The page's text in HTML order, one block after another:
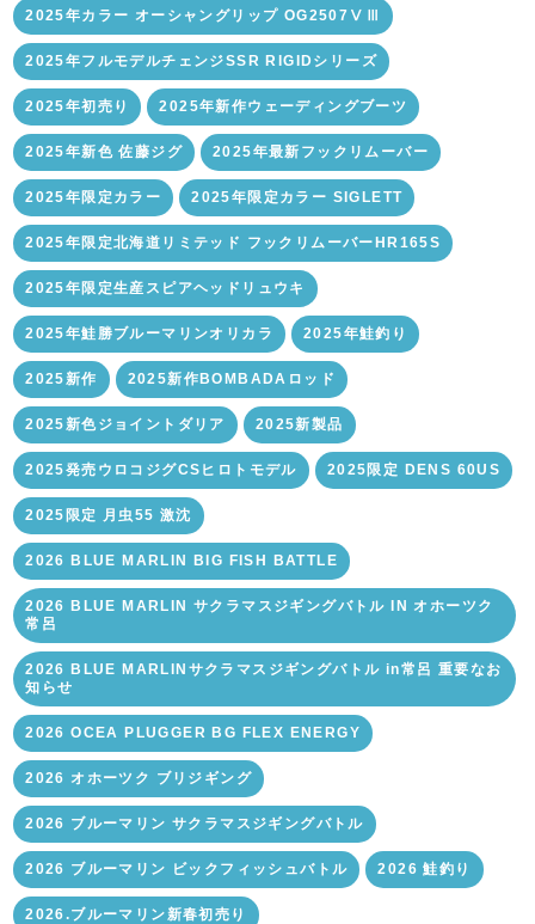
2025年カラー オーシャングリップ OG2507ⅤⅢ
2025年フルモデルチェンジSSR RIGIDシリーズ
2025年初売り 2025年新作ウェーディングブーツ
2025年新色 佐藤ジグ 2025年最新フックリムーバー
2025年限定カラー 2025年限定カラー SIGLETT
2025年限定北海道リミテッド フックリムーバーHR165S
2025年限定生産スピアヘッドリュウキ
2025年鮭勝ブルーマリンオリカラ 2025年鮭釣り
2025新作 2025新作BOMBADAロッド
2025新色ジョイントダリア 2025新製品
2025発売ウロコジグCSヒロトモデル 2025限定 DENS 60US
2025限定 月虫55 激沈
2026 BLUE MARLIN BIG FISH BATTLE
2026 BLUE MARLIN サクラマスジギングバトル IN オホーツク
常呂
2026 BLUE MARLINサクラマスジギングバトル in常呂 重要なお
知らせ
2026 OCEA PLUGGER BG FLEX ENERGY
2026 オホーツク ブリジギング
2026 ブルーマリン サクラマスジギングバトル
2026 ブルーマリン ビックフィッシュバトル 2026 鮭釣り
2026.ブルーマリン新春初売り